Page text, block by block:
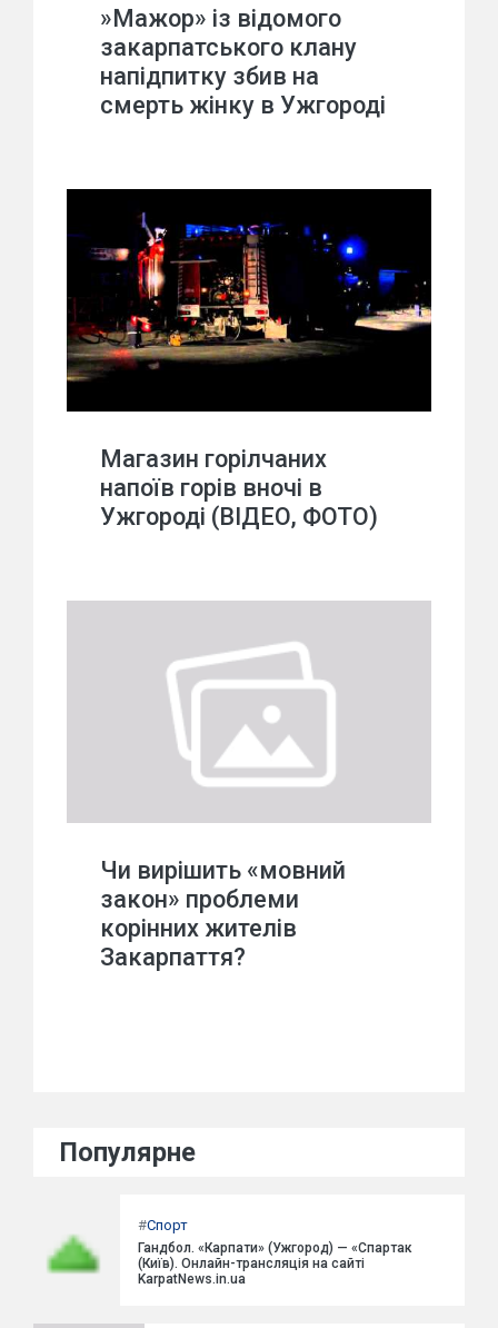
»Мажор» із відомого
закарпатського клану
напідпитку збив на
смерть жінку в Ужгороді
Магазин горілчаних
напоїв горів вночі в
Ужгороді (ВІДЕО, ФОТО)
Чи вирішить «мовний
закон» проблеми
корінних жителів
Закарпаття?
Популярне
#Спорт
Гандбол. «Карпати» (Ужгород) — «Спартак
(Київ). Онлайн-трансляція на сайті
KarpatNews.in.ua